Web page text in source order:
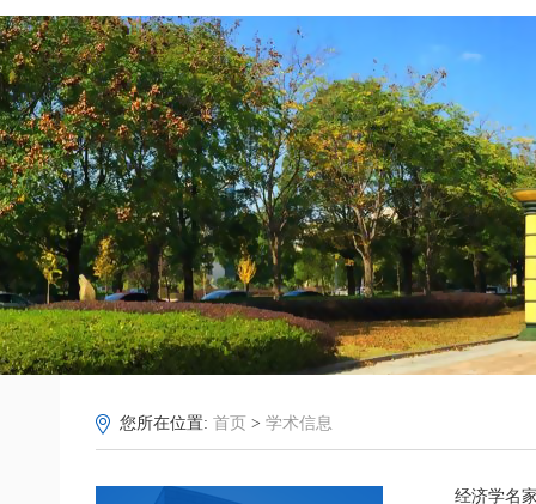
您所在位置: 首页 > 学术信息
经济学名